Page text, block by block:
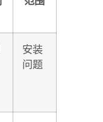
安装
问题